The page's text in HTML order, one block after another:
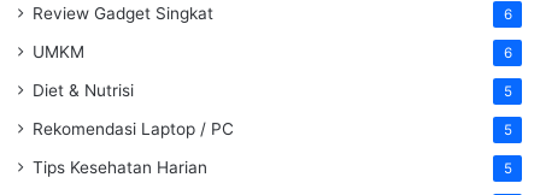
Review Gadget Singkat 6
UMKM 6
Diet & Nutrisi 5
Rekomendasi Laptop / PC 5
Tips Kesehatan Harian 5